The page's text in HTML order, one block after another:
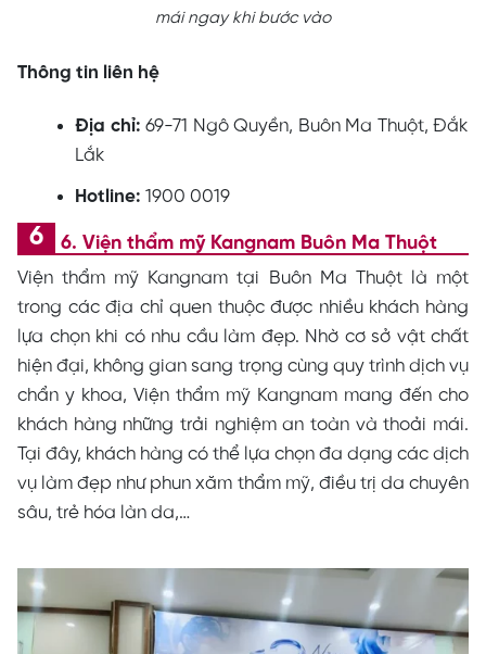
mái ngay khi bước vào
Thông tin liên hệ
Địa chỉ:69-71 Ngô Quyền, Buôn Ma Thuột, Đắk
Lắk
Hotline:1900 0019
6. Viện thẩm mỹ Kangnam Buôn Ma Thuột
Viện thẩm mỹ Kangnam tại Buôn Ma Thuột là một
trong các địa chỉ quen thuộc được nhiều khách hàng
lựa chọn khi có nhu cầu làm đẹp. Nhờ cơ sở vật chất
hiện đại, không gian sang trọng cùng quy trình dịch vụ
chẩn y khoa, Viện thẩm mỹ Kangnam mang đến cho
khách hàng những trải nghiệm an toàn và thoải mái.
Tại đây, khách hàng có thể lựa chọn đa dạng các dịch
vụ làm đẹp như phun xăm thẩm mỹ, điều trị da chuyên
sâu, trẻ hóa làn da,…